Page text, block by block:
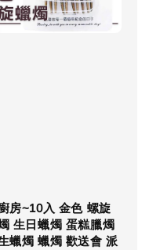
房~10入 金色 螺旋
生日蠟燭 蛋糕臘燭
蠟燭 蠟燭 歡送會 派